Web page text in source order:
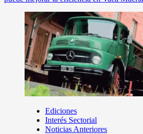
Ediciones
Interés Sectorial
Noticias Anteriores